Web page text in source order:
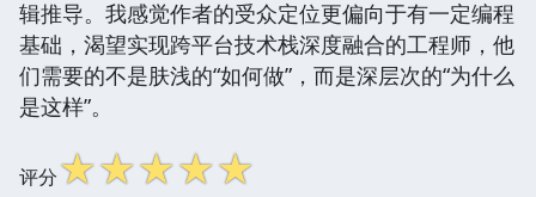
辑推导。我感觉作者的受众定位更偏向于有一定编程
基础，渴望实现跨平台技术栈深度融合的工程师，他
们需要的不是肤浅的“如何做”，而是深层次的“为什么
是这样”。
评分☆☆☆☆☆